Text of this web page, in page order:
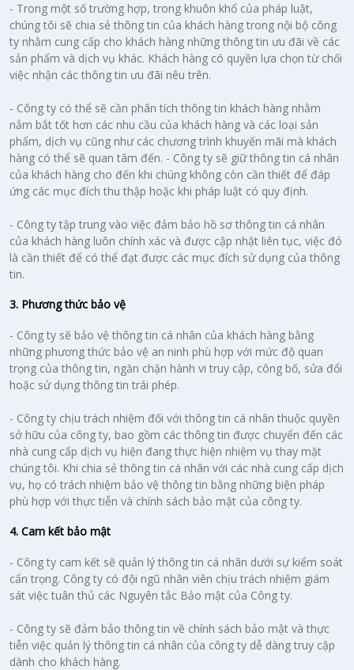
- Trong một số trường hợp, trong khuôn khổ của pháp luật,
chúng tôi sẽ chia sẻ thông tin của khách hàng trong nội bộ công
ty nhằm cung cấp cho khách hàng những thông tin ưu đãi về các
sản phẩm và dịch vụ khác. Khách hàng có quyền lựa chọn từ chối
việc nhận các thông tin ưu đãi nêu trên.
- Công ty có thể sẽ cần phân tích thông tin khách hàng nhằm
nắm bắt tốt hơn các nhu cầu của khách hàng và các loại sản
phẩm, dịch vụ cũng như các chương trình khuyến mãi mà khách
hàng có thể sẽ quan tâm đến. - Công ty sẽ giữ thông tin cá nhân
của khách hàng cho đến khi chúng không còn cần thiết để đáp
ứng các mục đích thu thập hoặc khi pháp luật có quy định.
- Công ty tập trung vào việc đảm bảo hồ sơ thông tin cá nhân
của khách hàng luôn chính xác và được cập nhật liên tục, việc đó
là cần thiết để có thể đạt được các mục đích sử dụng của thông
tin.
3. Phương thức bảo vệ
- Công ty sẽ bảo vệ thông tin cá nhân của khách hàng bằng
những phương thức bảo vệ an ninh phù hợp với mức độ quan
trọng của thông tin, ngăn chặn hành vi truy cập, công bố, sửa đổi
hoặc sử dụng thông tin trái phép.
- Công ty chịu trách nhiệm đối với thông tin cá nhân thuộc quyền
sở hữu của công ty, bao gồm các thông tin được chuyển đến các
nhà cung cấp dịch vụ hiện đang thực hiện nhiệm vụ thay mặt
chúng tôi. Khi chia sẻ thông tin cá nhân với các nhà cung cấp dịch
vụ, họ có trách nhiệm bảo vệ thông tin bằng những biện pháp
phù hợp với thực tiễn và chính sách bảo mật của công ty.
4. Cam kết bảo mật
- Công ty cam kết sẽ quản lý thông tin cá nhân dưới sự kiểm soát
cẩn trọng. Công ty có đội ngũ nhân viên chịu trách nhiệm giám
sát việc tuân thủ các Nguyên tắc Bảo mật của Công ty.
- Công ty sẽ đảm bảo thông tin về chính sách bảo mật và thực
tiễn việc quản lý thông tin cá nhân của công ty dễ dàng truy cập
dành cho khách hàng.